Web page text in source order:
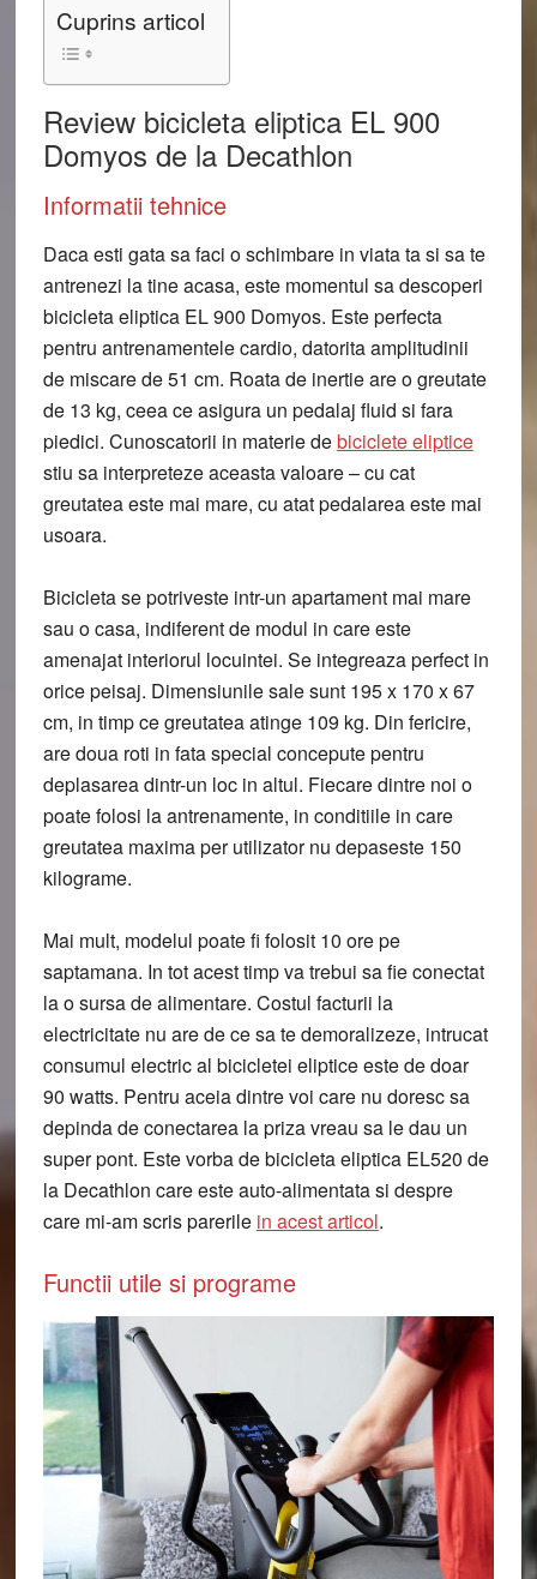
Cuprins articol
Review bicicleta eliptica EL 900
Domyos de la Decathlon
Informatii tehnice
Daca esti gata sa faci o schimbare in viata ta si sa te
antrenezi la tine acasa, este momentul sa descoperi
bicicleta eliptica EL 900 Domyos. Este perfecta
pentru antrenamentele cardio, datorita amplitudinii
de miscare de 51 cm. Roata de inertie are o greutate
de 13 kg, ceea ce asigura un pedalaj fluid si fara
piedici. Cunoscatorii in materie debiciclete eliptice
stiu sa interpreteze aceasta valoare – cu cat
greutatea este mai mare, cu atat pedalarea este mai
usoara.
Bicicleta se potriveste intr-un apartament mai mare
sau o casa, indiferent de modul in care este
amenajat interiorul locuintei. Se integreaza perfect in
orice peisaj. Dimensiunile sale sunt 195 x 170 x 67
cm, in timp ce greutatea atinge 109 kg. Din fericire,
are doua roti in fata special concepute pentru
deplasarea dintr-un loc in altul. Fiecare dintre noi o
poate folosi la antrenamente, in conditiile in care
greutatea maxima per utilizator nu depaseste 150
kilograme.
Mai mult, modelul poate fi folosit 10 ore pe
saptamana. In tot acest timp va trebui sa fie conectat
la o sursa de alimentare. Costul facturii la
electricitate nu are de ce sa te demoralizeze, intrucat
consumul electric al bicicletei eliptice este de doar
90 watts. Pentru aceia dintre voi care nu doresc sa
depinda de conectarea la priza vreau sa le dau un
super pont. Este vorba de bicicleta eliptica EL520 de
la Decathlon care este auto-alimentata si despre
care mi-am scris parerile in acest articol.
Functii utile si programe